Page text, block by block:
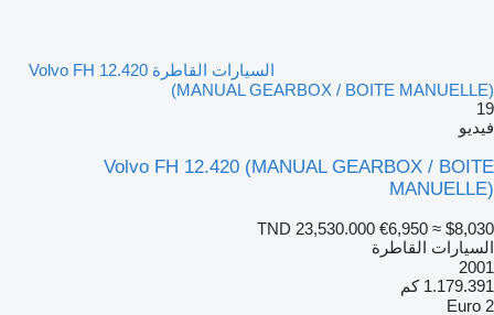
السيارات القاطرة Volvo FH 12.420
(MANUAL GEARBOX / BOITE MANUELLE)
19
فيديو
Volvo FH 12.420 (MANUAL GEARBOX / BOITE
MANUELLE)
TND 23,530.000 €6,950 ≈ $8,030
السيارات القاطرة
2001
1.179.391 كم
Euro 2